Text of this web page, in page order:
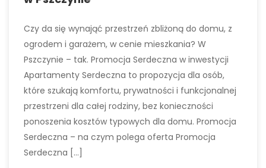
Czy da się wynająć przestrzeń zbliżoną do domu, z
ogrodem i garażem, w cenie mieszkania? W
Pszczynie – tak. Promocja Serdeczna w inwestycji
Apartamenty Serdeczna to propozycja dla osób,
które szukają komfortu, prywatności i funkcjonalnej
przestrzeni dla całej rodziny, bez konieczności
ponoszenia kosztów typowych dla domu. Promocja
Serdeczna – na czym polega oferta Promocja
Serdeczna […]